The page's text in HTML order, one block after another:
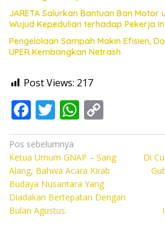
JARETA Salurkan Bantuan Ban Motor
Wujud Kepedulian terhadap Pekerja
Pengelolaan Sampah Makin Efisien,
UPER Kembangkan Netrash
Post Views: 217
F
ac
e
b
o
o
T
w
itt
er
W
h
at
s
A
p
o
y
Li
n
Navigasi
pos
Pos sebelumnya
Ketua Umum GNAP – Sang
Alang, Bahwa Acara Kirab
Budaya Nusantara Yang
Diadakan Bertepatan Dengan
Bulan Agustus.
Di